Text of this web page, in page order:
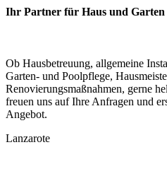
Ihr Partner für Haus und
Ob Hausbetreuung, allgemeine
Garten- und Poolpflege,
Renovierungsmaßnahmen, gerne
freuen uns auf Ihre Anfragen und
Angebot.
Lanzarote